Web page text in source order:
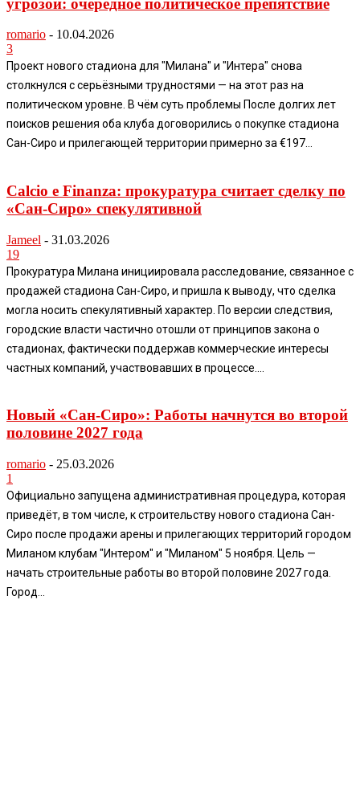
romario - 10.04.2026
3
Проект нового стадиона для "Милана" и "Интера" снова
столкнулся с серьёзными трудностями — на этот раз на
политическом уровне. В чём суть проблемы После долгих лет
поисков решения оба клуба договорились о покупке стадиона
Сан-Сиро и прилегающей территории примерно за €197...
Calcio e Finanza: прокуратура считает сделку по
«Сан-Сиро» спекулятивной
Jameel - 31.03.2026
19
Прокуратура Милана инициировала расследование, связанное с
продажей стадиона Сан-Сиро, и пришла к выводу, что сделка
могла носить спекулятивный характер. По версии следствия,
городские власти частично отошли от принципов закона о
стадионах, фактически поддержав коммерческие интересы
частных компаний, участвовавших в процессе....
Новый «Сан-Сиро»: Работы начнутся во второй
половине 2027 года
romario - 25.03.2026
1
Официально запущена административная процедура, которая
приведёт, в том числе, к строительству нового стадиона Сан-
Сиро после продажи арены и прилегающих территорий городом
Миланом клубам "Интером" и "Миланом" 5 ноября. Цель —
начать строительные работы во второй половине 2027 года.
Город...